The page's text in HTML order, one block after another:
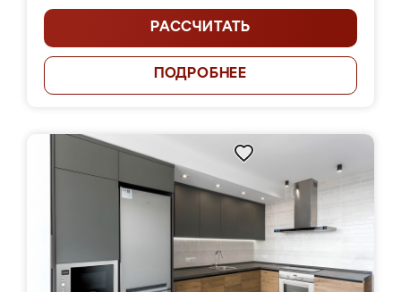
РАССЧИТАТЬ
ПОДРОБНЕЕ